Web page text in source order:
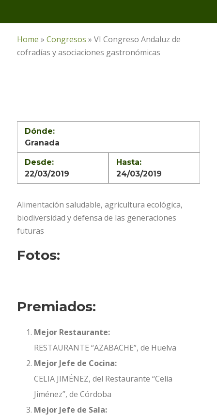
Home » Congresos » VI Congreso Andaluz de
cofradías y asociaciones gastronómicas
Dónde:
Granada
Desde:
22/03/2019
Hasta:
24/03/2019
Alimentación saludable, agricultura ecológica,
biodiversidad y defensa de las generaciones
futuras
Fotos:
Premiados:
Mejor Restaurante:
RESTAURANTE “AZABACHE”, de Huelva
Mejor Jefe de Cocina:
CELIA JIMÉNEZ, del Restaurante “Celia
Jiménez”, de Córdoba
Mejor Jefe de Sala: